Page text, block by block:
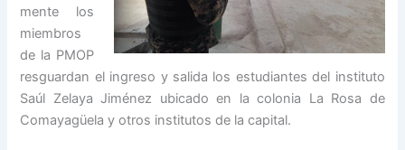
mente los
miembros
de la PMOP
resguardan el ingreso y salida los estudiantes del instituto
Saúl Zelaya Jiménez ubicado en la colonia La Rosa de
Comayagüela y otros institutos de la capital.